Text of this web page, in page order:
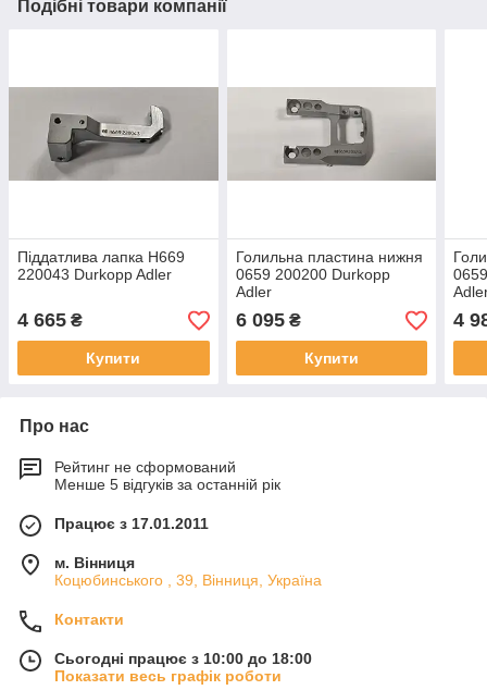
Подібні товари компанії
Піддатлива лапка H669
220043 Durkopp Adler
4 665 ₴
Купити
Голильна пластина нижня
0659 200200 Durkopp
Adler
6 095₴
Купити
4
Про нас
Рейтинг не сформований
Менше 5 відгуків за останній рік
Працює з 17.01.2011
м. Вінниця
Коцюбинського , 39, Вінниця, Україна
Контакти
Сьогодні працює з 10:00 до 18:00
Показати весь графік роботи